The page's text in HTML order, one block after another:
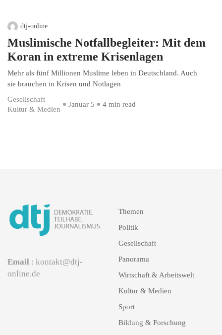
dtj-online
Muslimische Notfallbegleiter: Mit dem
Koran in extreme Krisenlagen
Mehr als fünf Millionen Muslime leben in Deutschland. Auch
sie brauchen in Krisen und Notlagen
Gesellschaft
Kultur & Medien
Januar 5 4 min read
Email : kontakt@dtj-
online.de
Themen
Politik
Gesellschaft
Panorama
Wirtschaft & Arbeitswelt
Kultur & Medien
Sport
Bildung & Forschung